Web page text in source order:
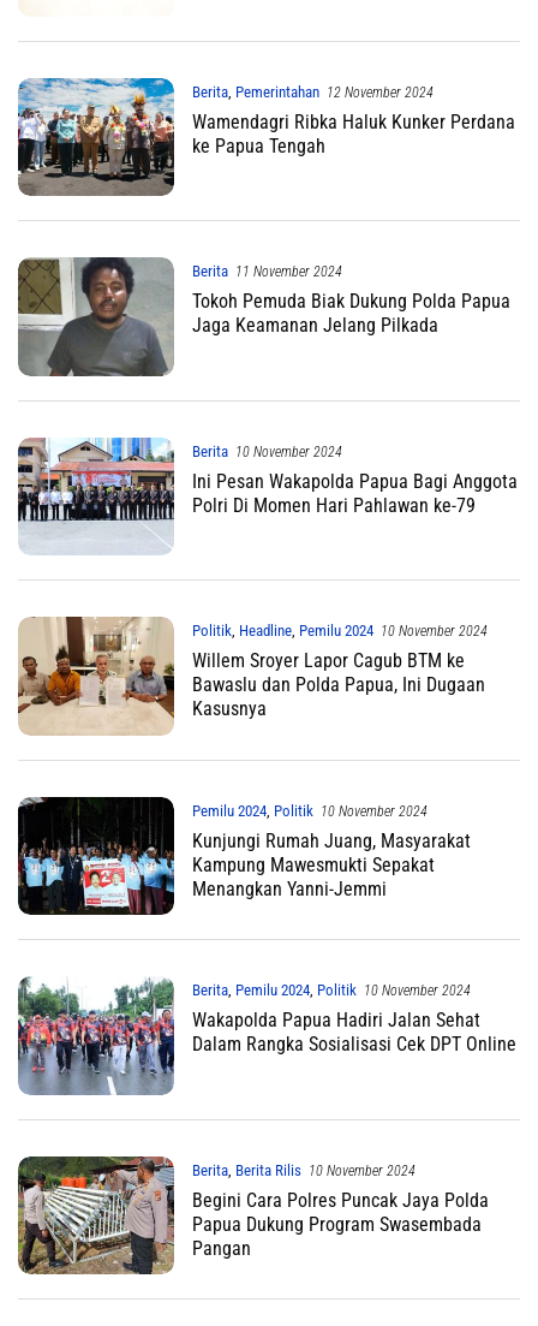
Berita, Pemerintahan 12 November 2024
Wamendagri Ribka Haluk Kunker Perdana
ke Papua Tengah
Berita 11 November 2024
Tokoh Pemuda Biak Dukung Polda Papua
Jaga Keamanan Jelang Pilkada
Berita 10 November 2024
Ini Pesan Wakapolda Papua Bagi Anggota
Polri Di Momen Hari Pahlawan ke-79
Politik, Headline, Pemilu 2024 10 November 2024
Willem Sroyer Lapor Cagub BTM ke
Bawaslu dan Polda Papua, Ini Dugaan
Kasusnya
Pemilu 2024, Politik 10 November 2024
Kunjungi Rumah Juang, Masyarakat
Kampung Mawesmukti Sepakat
Menangkan Yanni-Jemmi
Berita, Pemilu 2024, Politik 10 November 2024
Wakapolda Papua Hadiri Jalan Sehat
Dalam Rangka Sosialisasi Cek DPT Online
Berita, Berita Rilis 10 November 2024
Begini Cara Polres Puncak Jaya Polda
Papua Dukung Program Swasembada
Pangan